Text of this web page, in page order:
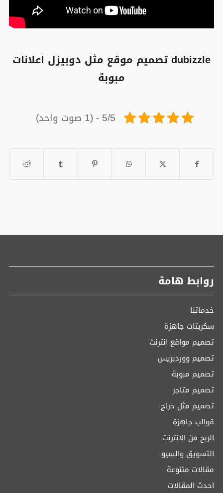
dubizzle تصميم موقع مثل دوبيزل اعلانات
مبوبة
5/5 - (1 صوت واحد)
روابط هامة
خدماتنا
سكربتات جاهزة
تصميم مواقع انترنت
تصميم ووردبريس
تصميم مبوبة
تصميم متاجر
تصميم مثل حراج
قوالب جاهزة
الربح من الانترنت
التسويق والسيو
مقالات متنوعة
احدث المقالات